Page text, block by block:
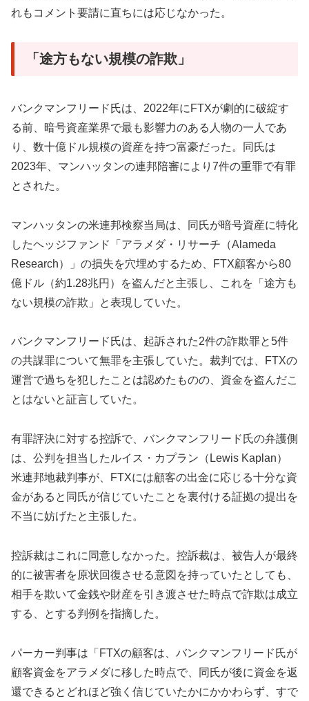
れもコメント要請に直ちには応じなかった。
「途方もない規模の詐欺」
バンクマンフリード氏は、2022年にFTXが劇的に破綻す
る前、暗号資産業界で最も影響力のある人物の一人であ
り、数十億ドル規模の資産を持つ富豪だった。同氏は
2023年、マンハッタンの連邦陪審により7件の重罪で有罪
とされた。
マンハッタンの米連邦検察当局は、同氏が暗号資産に特化
したヘッジファンド「アラメダ・リサーチ（Alameda
Research）」の損失を穴埋めするため、FTX顧客から80
億ドル（約1.28兆円）を盗んだと主張し、これを「途方も
ない規模の詐欺」と表現していた。
バンクマンフリード氏は、起訴された2件の詐欺罪と5件
の共謀罪について無罪を主張していた。裁判では、FTXの
運営で過ちを犯したことは認めたものの、資金を盗んだこ
とはないと証言していた。
有罪評決に対する控訴で、バンクマンフリード氏の弁護側
は、公判を担当したルイス・カプラン（Lewis Kaplan）
米連邦地裁判事が、FTXには顧客の出金に応じる十分な資
金があると同氏が信じていたことを裏付ける証拠の提出を
不当に妨げたと主張した。
控訴裁はこれに同意しなかった。控訴裁は、被告人が最終
的に被害者を原状回復させる意図を持っていたとしても、
相手を欺いて金銭や財産を引き渡させた時点で詐欺は成立
する、とする判例を指摘した。
パーカー判事は「FTXの顧客は、バンクマンフリード氏が
顧客資金をアラメダに移した時点で、同氏が後に資金を返
還できるとどれほど強く信じていたかにかかわらず、すで